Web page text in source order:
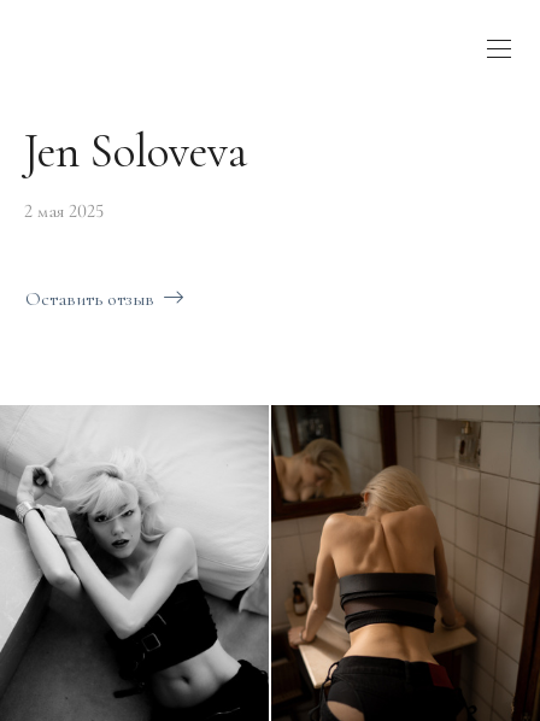
Jen Soloveva
2 мая 2025
Оставить отзыв